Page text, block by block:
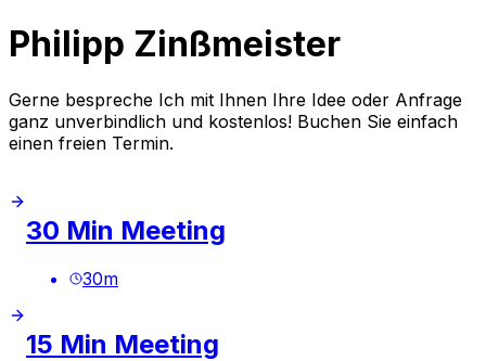
Philipp Zinßmeister
Gerne bespreche Ich mit Ihnen Ihre Idee oder Anfrage
ganz unverbindlich und kostenlos! Buchen Sie einfach
einen freien Termin.
30 Min Meeting
30m
15 Min Meeting